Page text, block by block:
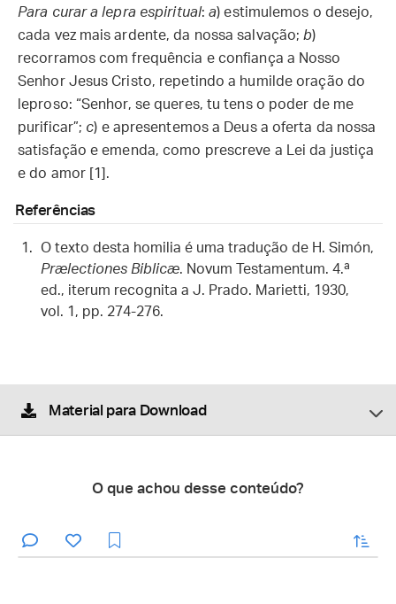
Para curar a lepra espiritual:a) estimulemos o desejo,
cada vez mais ardente, da nossa salvação;b)
recorramos com frequência e confiança a Nosso
Senhor Jesus Cristo, repetindo a humilde oração do
leproso: “Senhor, se queres, tu tens o poder de me
purificar”; c) e apresentemos a Deus a oferta da nossa
satisfação e emenda, como prescreve a Lei da justiça
e do amor [1].
Referências
O texto desta homilia é uma tradução de H. Simón,
Prælectiones Biblicæ. Novum Testamentum. 4.ª
ed., iterum recognita a J. Prado. Marietti, 1930,
vol. 1, pp. 274-276.
Material para Download
O que achou desse conteúdo?
enviar